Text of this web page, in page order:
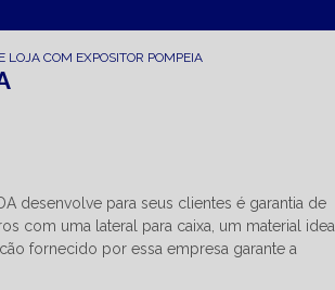
LOJA COM EXPOSITOR POMPEIA
desenvolve para seus clientes é garantia de
com uma lateral para caixa, um material ideal
fornecido por essa empresa garante a